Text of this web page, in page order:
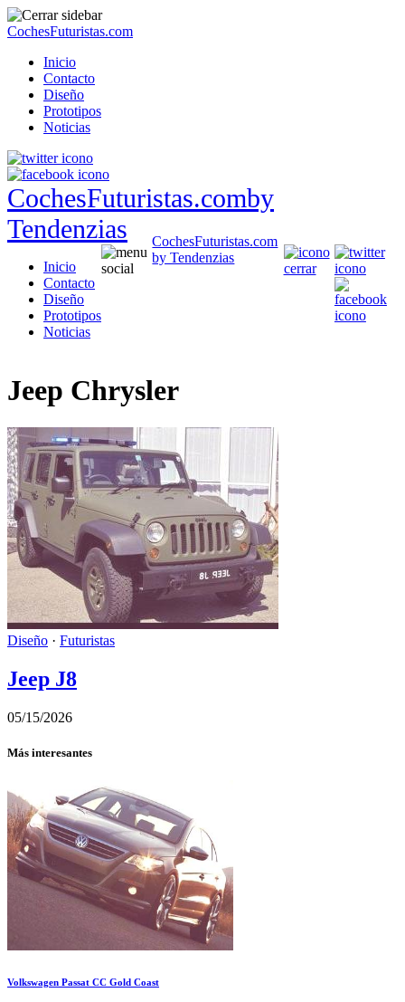
CochesFuturistas.com
Inicio
Contacto
Diseño
Prototipos
Noticias
CochesFuturistas.comby
Tendenzias
Inicio
Contacto
Diseño
Prototipos
Noticias
CochesFuturistas.com
by Tendenzias
Jeep Chrysler
Diseño · Futuristas
Jeep J8
05/15/2026
Más interesantes
Volkswagen Passat CC Gold Coast